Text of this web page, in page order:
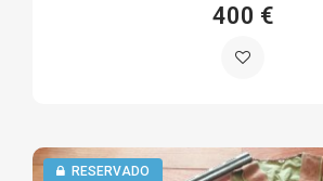
400 €
RESERVADO